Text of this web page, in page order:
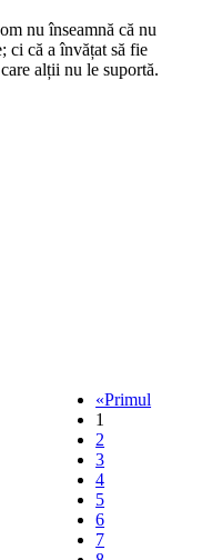
nu înseamnă că nu
ci că a învățat să fie
alții nu le suportă.
«Primul
1
2
3
4
5
6
7